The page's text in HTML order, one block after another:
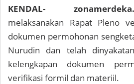
KENDAL-
melaksanakan Rapat Pleno
dokumen permohonan
Nurudin dan telah
kelengkapan dokumen
verifikasi formil dan materiil.